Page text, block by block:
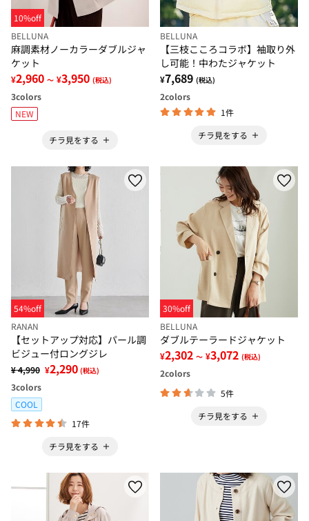
10%off
BELLUNA
麻調素材ノーカラーダブルジャ
ケット
¥2,960 ～ ¥3,950 (税込)
3colors
NEW
チラ見をする
BELLUNA
【三枝こころコラボ】袖取り外
し可能！中わたジャケット
¥7,689 (税込)
2colors
1件
チラ見をする
54%off
RANAN
【セットアップ対応】パール調
ビジュー付ロングジレ
¥ 4,990 ¥2,290 (税込)
3colors
COOL
17件
チラ見をする
30%off
BELLUNA
ダブルテーラードジャケット
¥2,302 ～ ¥3,072 (税込)
2colors
5件
チラ見をする